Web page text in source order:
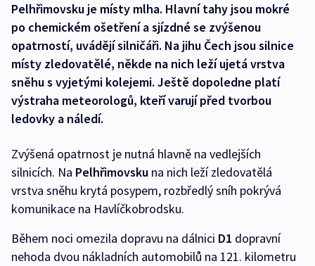
Pelhřimovsku je místy mlha. Hlavní tahy jsou mokré
po chemickém ošetření a sjízdné se zvýšenou
opatrností, uvádějí silničáři. Na jihu Čech jsou silnice
místy zledovatělé, někde na nich leží ujetá vrstva
sněhu s vyjetými kolejemi. Ještě dopoledne platí
výstraha meteorologů, kteří varují před tvorbou
ledovky a náledí.
Zvýšená opatrnost je nutná hlavně na vedlejších
silnicích. Na Pelhřimovsku na nich leží zledovatělá
vrstva sněhu krytá posypem, rozbředlý sníh pokrývá
komunikace na Havlíčkobrodsku.
Během noci omezila dopravu na dálnici D1 dopravní
nehoda dvou nákladních automobilů na 121. kilometru